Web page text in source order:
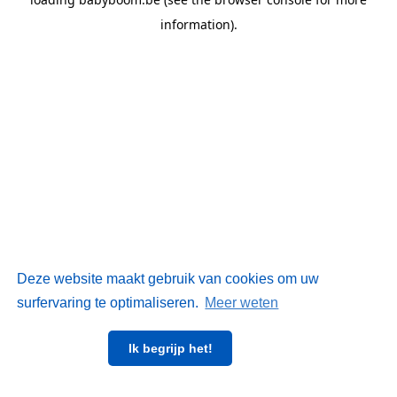
Deze website maakt gebruik van cookies om uw
surfervaring te optimaliseren. Meer weten
Ik begrijp het!
information).